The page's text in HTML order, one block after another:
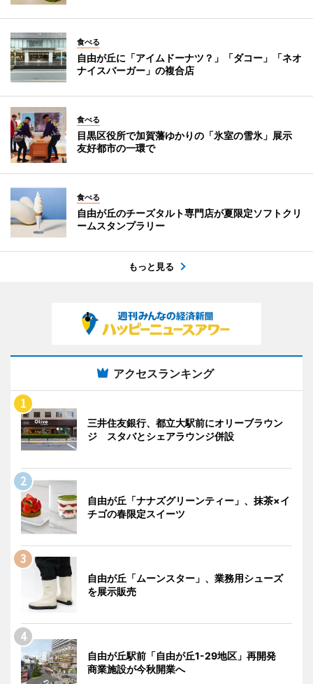
食べる
自由が丘に「アイムドーナツ？」「ダコー」「ネオ
ナイスバーガー」の複合店
食べる
目黒区役所で加賀藩ゆかりの「氷室の雪氷」展示
友好都市の一環で
食べる
自由が丘のチーズタルト専門店が夏限定ソフトクリ
ームスタンプラリー
もっと見る
アクセスランキング
三井住友銀行、都立大駅前にオリーブラウン
ジ スタバとシェアラウンジ併設
自由が丘「ナナズグリーンティー」、抹茶×イ
チゴの春限定スイーツ
自由が丘「ムーンスター」、業務用シューズ
を展示販売
自由が丘駅前「自由が丘1-29地区」再開発
商業施設が今秋開業へ